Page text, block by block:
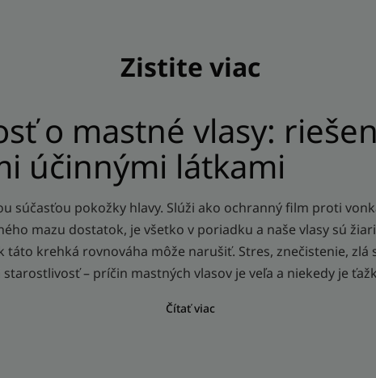
Zistite viac
o mastné vlasy:
účinnými látkami
súčasťou pokožky hlavy. Slúži ako ochranný film proti
mazu dostatok, je všetko v poriadku a naše vlasy sú
táto krehká rovnováha môže narušiť. Stres, znečistenie, zlá
– príčin mastných vlasov je veľa a niekedy je
Čítať viac